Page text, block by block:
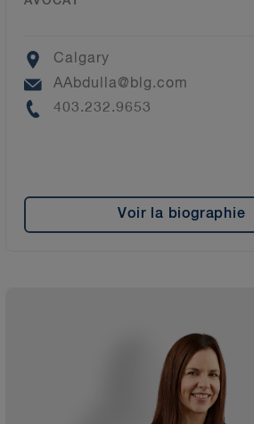
Location
Calgary
Email
AAbdulla@blg.com
Phone
403.232.9653
Voir la biographie